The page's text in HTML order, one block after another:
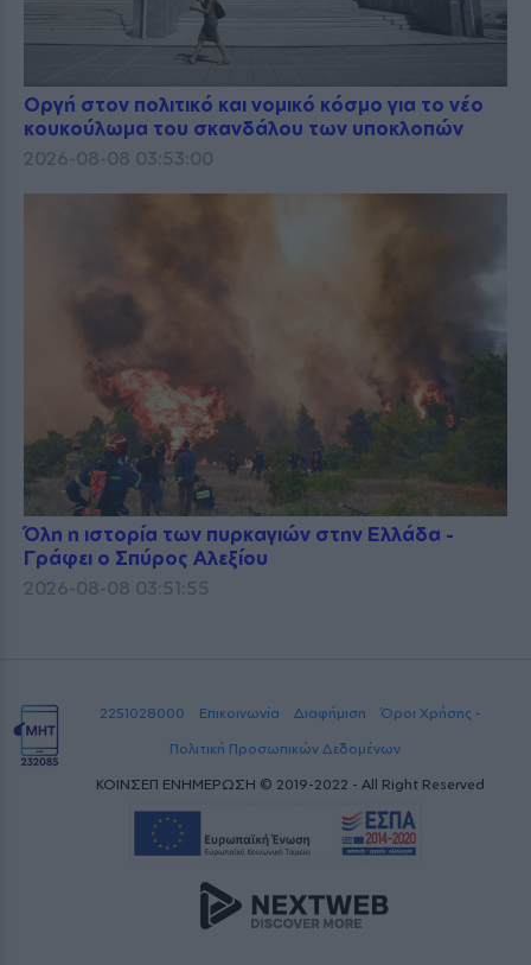
Οργή στον πολιτικό και νομικό κόσμο για το νέο
κουκούλωμα του σκανδάλου των υποκλοπών
2026-08-08 03:53:00
Όλη η ιστορία των πυρκαγιών στην Ελλάδα -
Γράφει ο Σπύρος Αλεξίου
2026-08-08 03:51:55
2251028000 Επικοινωνία Διαφήμιση
Όροι Χρήσης -
Πολιτική Προσωπικών Δεδομένων
ΚΟΙΝΣΕΠ ΕΝΗΜΕΡΩΣΗ © 2019-2022 - All Right Reserved